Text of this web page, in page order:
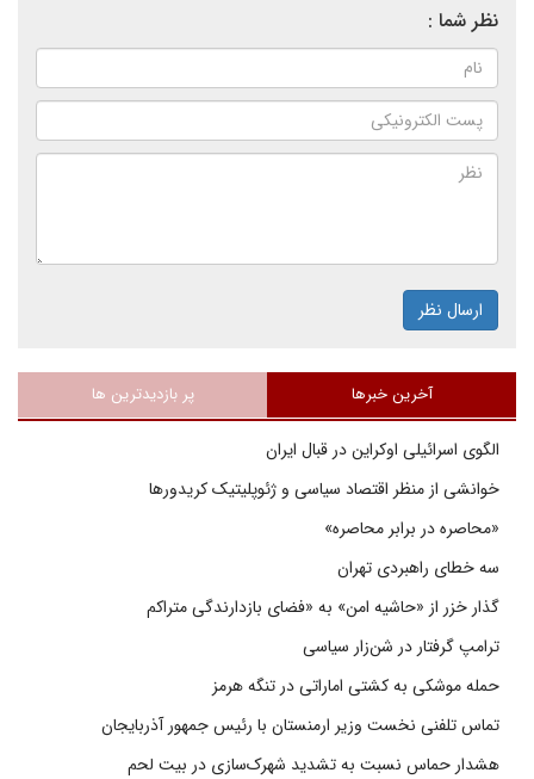
نظر شما :
ارسال نظر
آخرین خبرها پر بازدیدترین ها
الگوی اسرائیلی اوکراین در قبال ایران
خوانشی از منظر اقتصاد سیاسی و ژئوپلیتیک کریدورها
«محاصره در برابر محاصره»
سه خطای راهبردی تهران
گذار خزر از «حاشیه امن» به «فضای بازدارندگی متراکم
ترامپ گرفتار در شن‌زار سیاسی
حمله موشکی به کشتی اماراتی در تنگه هرمز
تماس تلفنی نخست وزیر ارمنستان با رئیس جمهور آذربایجان
هشدار حماس نسبت به تشدید شهرک‌سازی در بیت‌ لحم